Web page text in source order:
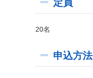
定員
20名
申込方法